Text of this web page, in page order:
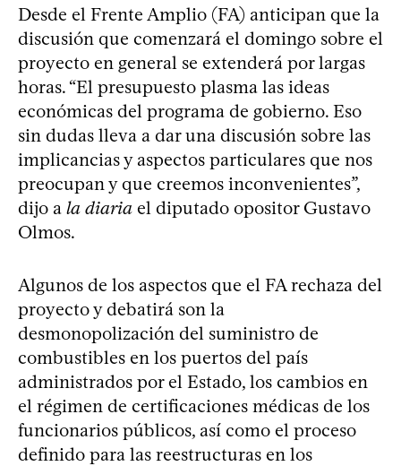
Desde el Frente Amplio (FA) anticipan que la
discusión que comenzará el domingo sobre el
proyecto en general se extenderá por largas
horas. “El presupuesto plasma las ideas
económicas del programa de gobierno. Eso
sin dudas lleva a dar una discusión sobre las
implicancias y aspectos particulares que nos
preocupan y que creemos inconvenientes”,
dijo a la diaria el diputado opositor Gustavo
Olmos.
Algunos de los aspectos que el FA rechaza del
proyecto y debatirá son la
desmonopolización del suministro de
combustibles en los puertos del país
administrados por el Estado, los cambios en
el régimen de certificaciones médicas de los
funcionarios públicos, así como el proceso
definido para las reestructuras en los